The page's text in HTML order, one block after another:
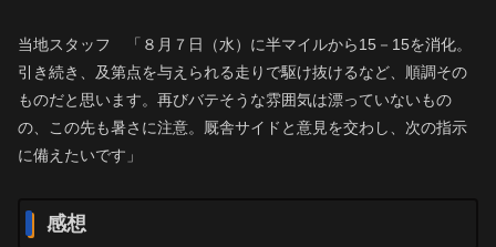
当地スタッフ 「８月７日（水）に半マイルから15－15を消化。
引き続き、及第点を与えられる走りで駆け抜けるなど、順調その
ものだと思います。再びバテそうな雰囲気は漂っていないもの
の、この先も暑さに注意。厩舎サイドと意見を交わし、次の指示
に備えたいです」
感想